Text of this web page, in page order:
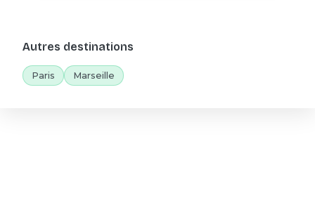
Autres destinations
Paris Marseille